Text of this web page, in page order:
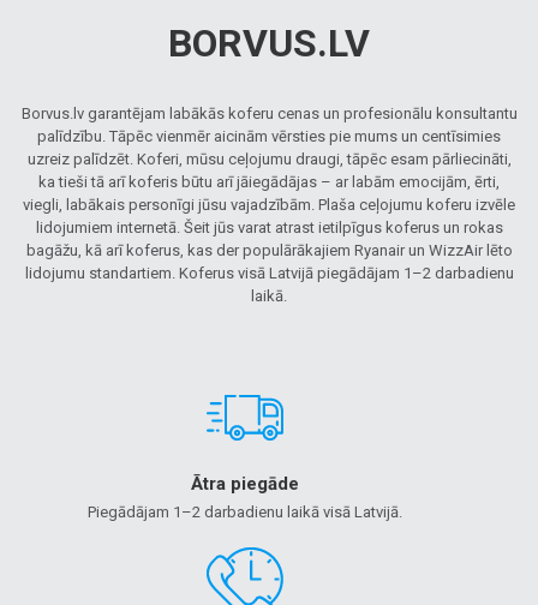
BORVUS.LV
Borvus.lv garantējam labākās koferu cenas un profesionālu konsultantu
palīdzību. Tāpēc vienmēr aicinām vērsties pie mums un centīsimies
uzreiz palīdzēt. Koferi, mūsu ceļojumu draugi, tāpēc esam pārliecināti,
ka tieši tā arī koferis būtu arī jāiegādājas – ar labām emocijām, ērti,
viegli, labākais personīgi jūsu vajadzībām. Plaša ceļojumu koferu izvēle
lidojumiem internetā. Šeit jūs varat atrast ietilpīgus koferus un rokas
bagāžu, kā arī koferus, kas der populārākajiem Ryanair un WizzAir lēto
lidojumu standartiem. Koferus visā Latvijā piegādājam 1–2 darbadienu
laikā.
Ātra piegāde
Piegādājam 1–2 darbadienu laikā visā Latvijā.